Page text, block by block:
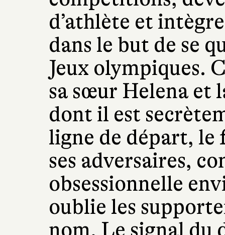
d’athlète et
dans le but de se
Jeux olympiques.
sa sœur Helena et
dont il est
ligne de départ,
ses adversaires,
obsessionnelle
oublie les
nom. Le signal du